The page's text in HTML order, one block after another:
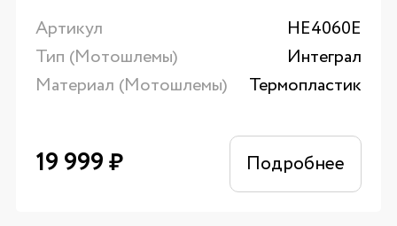
Артикул
HE4060E
Тип (Мотошлемы)
Интеграл
Материал (Мотошлемы)
Термопластик
19 999₽ Подробнее